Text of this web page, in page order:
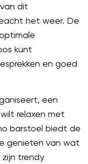
dit
het weer. De
kunt
en goed
een
relaxen met
barstoel biedt de
genieten van wat
trendy